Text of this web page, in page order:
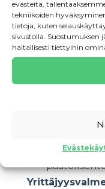
evästeitä,
tekniikoiden
tietoja, kuten
sivustolla.
haitallisesti tiettyihin
voi
Palvelu
Lausunto